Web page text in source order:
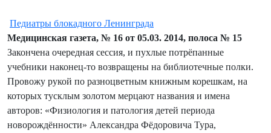
Педиатры блокадного Ленинграда
Медицинская газета, № 16 от 05.03. 2014, полоса № 15
Закончена очередная сессия, и пухлые потрёпанные
учебники наконец-то возвращены на библиотечные полки.
Провожу рукой по разноцветным книжным корешкам, на
которых тусклым золотом мерцают названия и имена
авторов: «Физиология и патология детей периода
новорождённости» Александра Фёдоровича Тура,